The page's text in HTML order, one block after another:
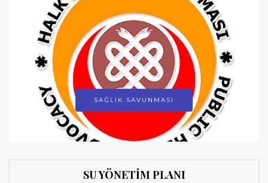
SAĞLIK SAVUNMASI
SU YÖNETİM PLANI